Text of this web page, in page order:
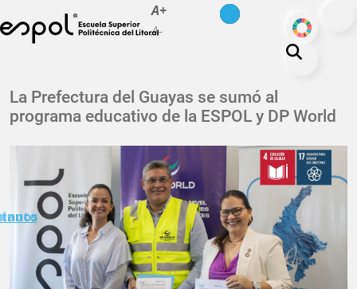
Pasar al contenido principal
A+
A-
ODS
La ESPOL
Educación
Vida politécnica
Investigación
Nuestra Huella
Transparencia
La Prefectura del Guayas se sumó al
programa educativo de la ESPOL y DP World